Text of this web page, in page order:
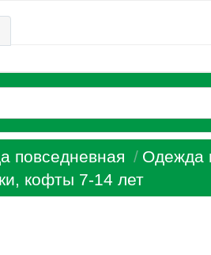
повседневная
Одежда
кофты 7-14 лет